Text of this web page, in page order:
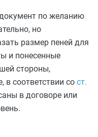
по желанию
но
размер пеней для
и понесенные
стороны,
соответствии со ст.
в договоре или